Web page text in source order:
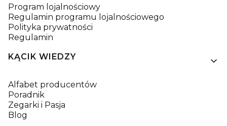
Program lojalnościowy
Regulamin programu lojalnościowego
Polityka prywatności
Regulamin
KĄCIK WIEDZY
Alfabet producentów
Poradnik
Zegarki i Pasja
Blog